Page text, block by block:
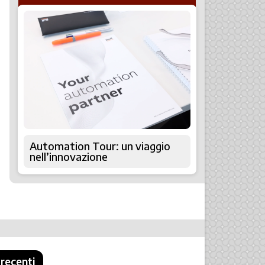
Automation Tour: un viaggio
nell’innovazione